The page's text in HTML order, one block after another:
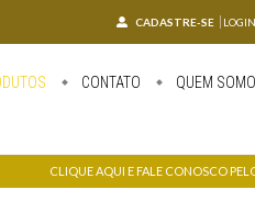
CADASTRE-SE LOGIN
CONTATO QUEM
CLIQUE AQUI E FALE CONOSCO